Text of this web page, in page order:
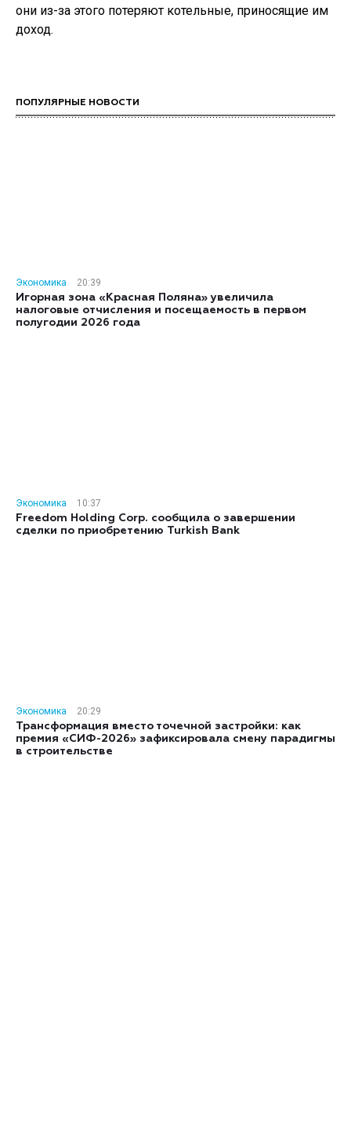
они из-за этого потеряют котельные, приносящие им
доход.
ПОПУЛЯРНЫЕ НОВОСТИ
Экономика
20:39
Игорная зона «Красная Поляна» увеличила
налоговые отчисления и посещаемость в первом
полугодии 2026 года
Экономика
10:37
Freedom Holding Corp. сообщила о завершении
сделки по приобретению Turkish Bank
Экономика
20:29
Трансформация вместо точечной застройки: как
премия «СИФ-2026» зафиксировала смену парадигмы
в строительстве